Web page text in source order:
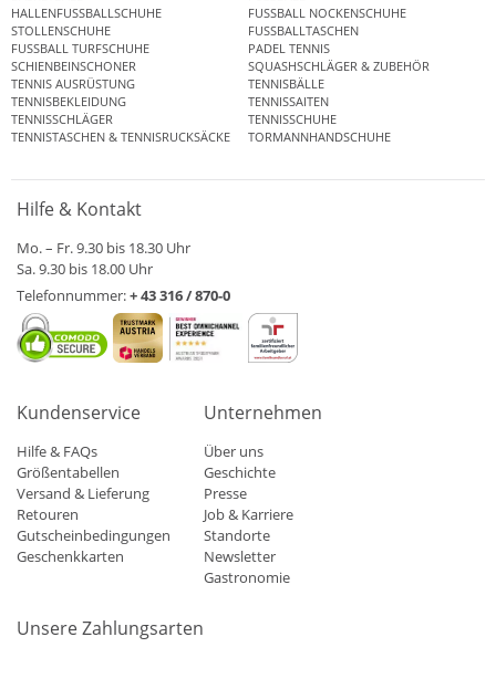
HALLENFUSSBALLSCHUHE
FUSSBALL NOCKENSCHUHE
STOLLENSCHUHE
FUSSBALLTASCHEN
FUSSBALL TURFSCHUHE
PADEL TENNIS
SCHIENBEINSCHONER
SQUASHSCHLÄGER & ZUBEHÖR
TENNIS AUSRÜSTUNG
TENNISBÄLLE
TENNISBEKLEIDUNG
TENNISSAITEN
TENNISSCHLÄGER
TENNISSCHUHE
TENNISTASCHEN & TENNISRUCKSÄCKE
TORMANNHANDSCHUHE
Hilfe & Kontakt
Mo. – Fr. 9.30 bis 18.30 Uhr
Sa. 9.30 bis 18.00 Uhr
Telefonnummer:+ 43 316 / 870-0
Kundenservice
Hilfe & FAQs
Größentabellen
Versand & Lieferung
Retouren
Gutscheinbedingungen
Geschenkkarten
Unternehmen
Über uns
Geschichte
Presse
Job & Karriere
Standorte
Newsletter
Gastronomie
Unsere Zahlungsarten